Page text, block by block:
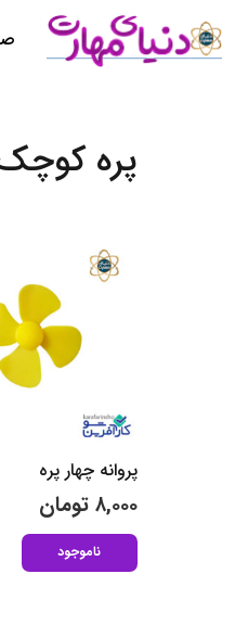
پره
پروانه چهار پره
۸,۰۰۰ تومان
ناموجود